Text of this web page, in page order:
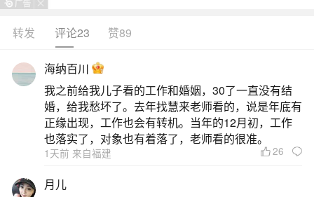
旦成型，就代表已经有了魂魄，这时候打掉胎儿，
善良一点的，你自己积德多的，也没大多事，如果
很损自己功德，假如怨恨太强，那么以后你们再生
的胎儿就会遭到报复，不仅如此，堕胎的父母，医
生都会遭到这个怨婴的报复。
2、都说堕胎的孩子今生是来抱怨的以后就会怨
上加怨.报恩的再来就会变成报仇。
转发 评论23 赞89
海纳百川
我之前给我儿子看的工作和婚姻，30了一直没有结
婚，给我愁坏了。去年找慧来老师看的，说是年底有
正缘出现，工作也会有转机。当年的12月初，工作
也落实了，对象也有着落了，老师看的很准。
1天前 来自福建 26
月儿